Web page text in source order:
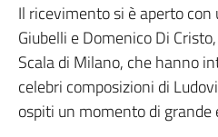
Il ricevimento si è aperto con
Giubelli e Domenico Di
Scala di Milano, che hanno
celebri composizioni di
ospiti un momento di grande